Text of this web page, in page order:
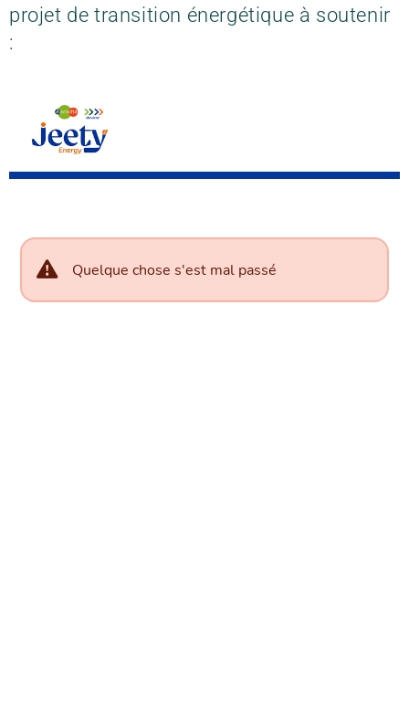
projet de transition énergétique à soutenir
: